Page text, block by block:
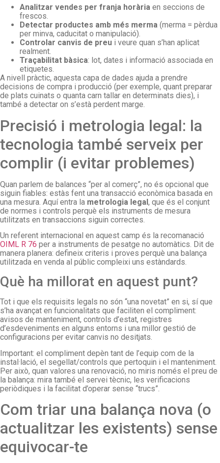
Analitzar vendes per franja horària en seccions de
frescos.
Detectar productes amb més merma (merma = pèrdua
per minva, caducitat o manipulació).
Controlar canvis de preu i veure quan s’han aplicat
realment.
Traçabilitat bàsica: lot, dates i informació associada en
etiquetes.
A nivell pràctic, aquesta capa de dades ajuda a prendre
decisions de compra i producció (per exemple, quant preparar
de plats cuinats o quanta carn tallar en determinats dies), i
també a detectar on s’està perdent marge.
Precisió i metrologia legal: la
tecnologia també serveix per
complir (i evitar problemes)
Quan parlem de balances “per al comerç”, no és opcional que
siguin fiables: estàs fent una transacció econòmica basada en
una mesura. Aquí entra la metrologia legal, que és el conjunt
de normes i controls perquè els instruments de mesura
utilitzats en transaccions siguin correctes.
Un referent internacional en aquest camp és la recomanació
OIML R 76 per a instruments de pesatge no automàtics. Dit de
manera planera: defineix criteris i proves perquè una balança
utilitzada en venda al públic compleixi uns estàndards.
Què ha millorat en aquest punt?
Tot i que els requisits legals no són “una novetat” en si, sí que
s’ha avançat en funcionalitats que faciliten el compliment:
avisos de manteniment, controls d’estat, registres
d’esdeveniments en alguns entorns i una millor gestió de
configuracions per evitar canvis no desitjats.
Important: el compliment depèn tant de l’equip com de la
instal·lació, el segellat/controls que pertoquin i el manteniment.
Per això, quan valores una renovació, no miris només el preu de
la balança: mira també el servei tècnic, les verificacions
periòdiques i la facilitat d’operar sense “trucs”.
Com triar una balança nova (o
actualitzar les existents) sense
equivocar-te